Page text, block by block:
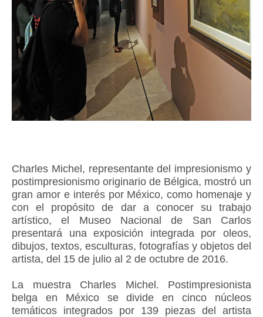
Charles Michel, representante del impresionismo y
postimpresionismo originario de Bélgica, mostró un
gran amor e interés por México, como homenaje y
con el propósito de dar a conocer su trabajo
artístico, el Museo Nacional de San Carlos
presentará una exposición integrada por oleos,
dibujos, textos, esculturas, fotografías y objetos del
artista, del 15 de julio al 2 de octubre de 2016.
La muestra Charles Michel. Postimpresionista
belga en México se divide en cinco núcleos
temáticos integrados por 139 piezas del artista